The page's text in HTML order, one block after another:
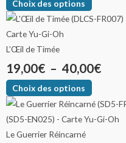
Choix des options
L’Œil de Timée
19,00€ – 40,00€
Choix des options
Le Guerrier Réincarné